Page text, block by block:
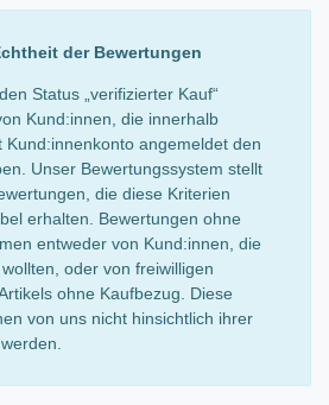
der Bewertungen
Status „verifizierter Kauf“
Kund:innen, die innerhalb
Kund:innenkonto angemeldet den
Unser Bewertungssystem stellt
die diese Kriterien
erhalten. Bewertungen ohne
entweder von Kund:innen, die
oder von freiwilligen
ohne Kaufbezug. Diese
von uns nicht hinsichtlich ihrer